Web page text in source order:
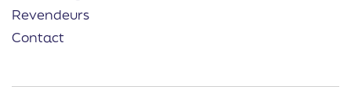
Revendeurs
Contact